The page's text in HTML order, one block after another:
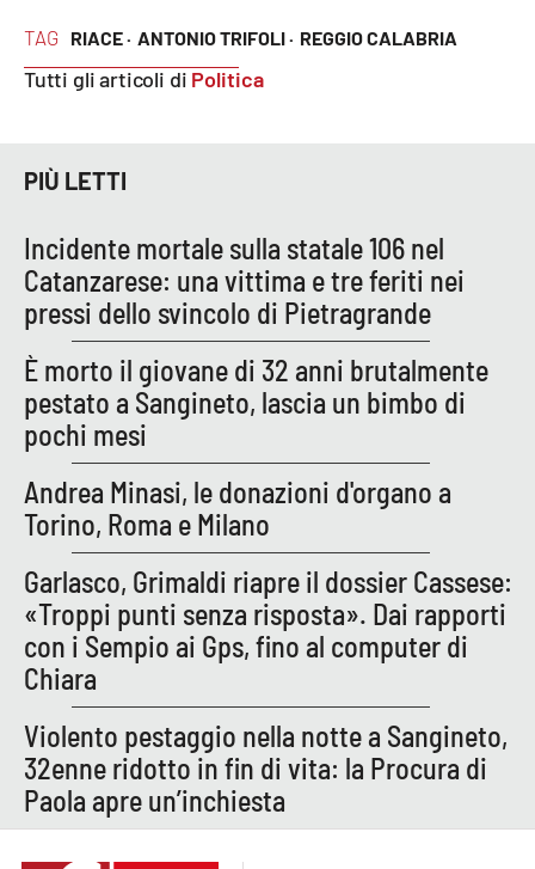
STREAMING
LaC Network
LaC OnAir
EDIZIONI
LOCALI
Catanzaro
Crotone
Vibo Valentia
Reggio Calabria
Cosenza
Lamezia Terme
PROGETTI
SPECIALI
TAG RIACE · ANTONIO TRIFOLI · REGGIO CALABRIA
Tutti gli articoli di Politica
PIÙ LETTI
Incidente mortale sulla statale 106 nel
Catanzarese: una vittima e tre feriti nei
pressi dello svincolo di Pietragrande
È morto il giovane di 32 anni brutalmente
pestato a Sangineto, lascia un bimbo di
pochi mesi
Andrea Minasi, le donazioni d'organo a
Torino, Roma e Milano
Garlasco, Grimaldi riapre il dossier Cassese:
«Troppi punti senza risposta». Dai rapporti
con i Sempio ai Gps, fino al computer di
Chiara
Violento pestaggio nella notte a Sangineto,
32enne ridotto in fin di vita: la Procura di
Paola apre un’inchiesta